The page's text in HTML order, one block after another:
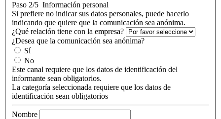
Paso 2/5 Información personal
Si prefiere no indicar sus datos personales, puede hacerlo
indicando que quiere que la comunicación sea anónima.
¿Qué relación tiene con la empresa?
¿Desea que la comunicación sea anónima?
Sí
No
Este canal requiere que los datos de identificación del
informante sean obligatorios.
La categoría seleccionada requiere que los datos de
identificación sean obligatorios
Nombre